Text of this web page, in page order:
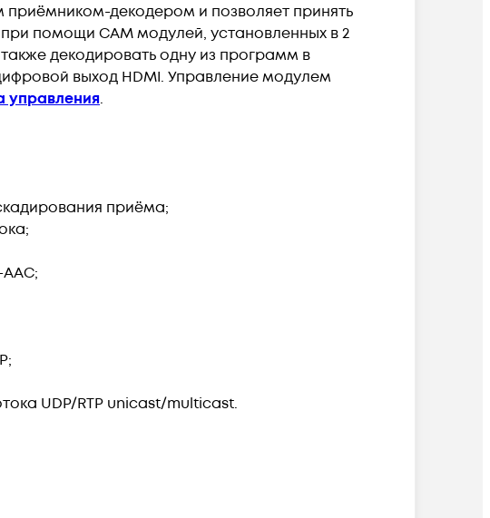
декодером и позволяет принять
помощи CAM модулей, установленных в 2
декодировать одну из программ в
выход HDMI. Управление модулем
управления.
приёма;
UDP/RTP unicast/multicast.